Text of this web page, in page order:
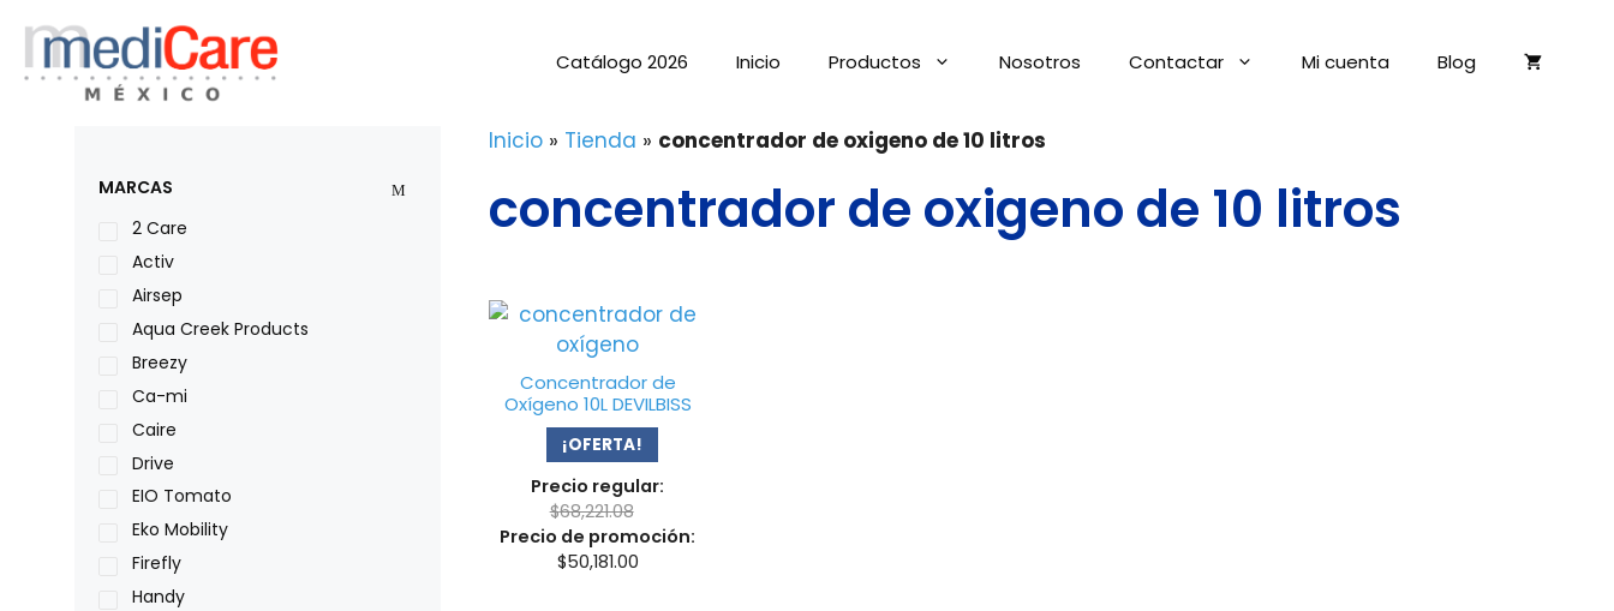
contenido
Catálogo 2026 Inicio Productos Nosotros Contactar Mi cuenta Blog
Inicio » Tienda » concentrador de oxigeno de 10 litros
concentrador de oxigeno de 10 litros
Concentrador de
Oxígeno 10L DEVILBISS
¡OFERTA!
Precio regular:
$68,221.08
Precio de promoción:
$50,181.00
MARCAS
2 Care
Activ
Airsep
Aqua Creek Products
Breezy
Ca-mi
Caire
Drive
EIO Tomato
Eko Mobility
Firefly
Handy